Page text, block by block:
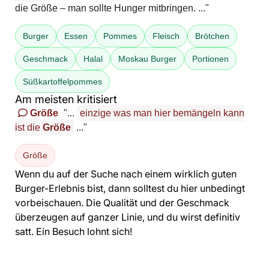
die Größe – man sollte Hunger mitbringen. ..."
Burger Essen Pommes Fleisch Brötchen
Geschmack Halal Moskau Burger Portionen
Süßkartoffelpommes
Am meisten kritisiert
Größe "... einzige was man hier bemängeln kann
ist die Größe ..."
Größe
Wenn du auf der Suche nach einem wirklich guten
Burger-Erlebnis bist, dann solltest du hier unbedingt
vorbeischauen. Die Qualität und der Geschmack
überzeugen auf ganzer Linie, und du wirst definitiv
satt. Ein Besuch lohnt sich!